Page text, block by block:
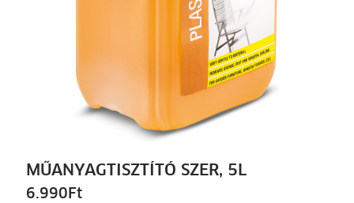
MŰANYAGTISZTÍTÓ SZER, 5L
6.990 Ft